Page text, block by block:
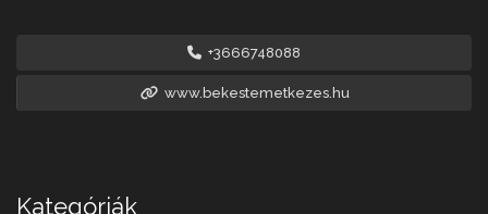
+3666748088
www.bekestemetkezes.hu
Kategóriák